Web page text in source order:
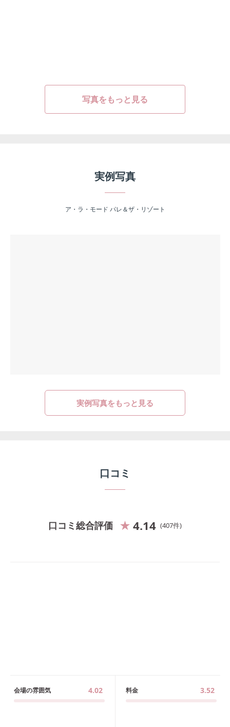
写真をもっと見る
実例写真
ア・ラ・モード パレ＆ザ・リゾート
実例写真をもっと見る
口コミ
口コミ総合評価 4.14 407件
会場の雰囲気 4.02 料金 3.52